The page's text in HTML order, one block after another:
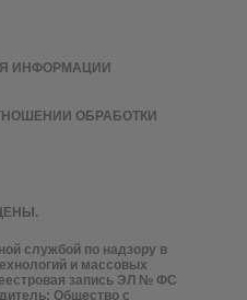
службой по надзору в
и массовых
запись ЭЛ № ФС
Общество с
ИНФОРМАЦИИ
ОБРАБОТКИ